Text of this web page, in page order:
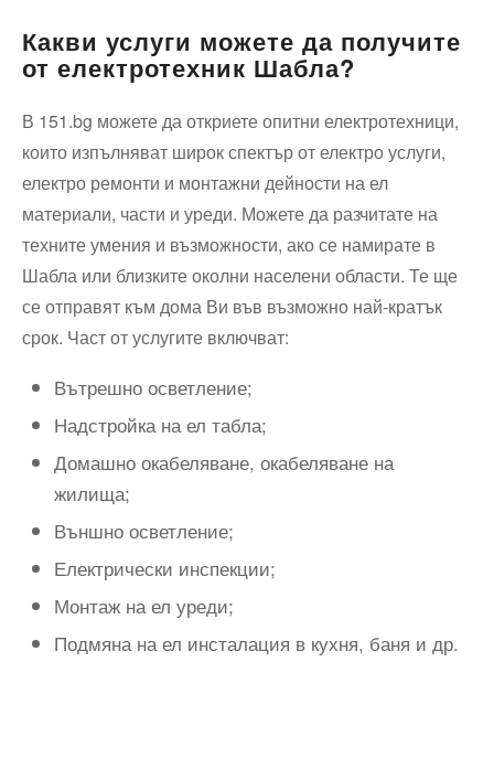
Какви услуги можете да получите
от електротехник Шабла?
В 151.bg можете да откриете опитни електротехници,
които изпълняват широк спектър от електро услуги,
електро ремонти и монтажни дейности на ел
материали, части и уреди. Можете да разчитате на
техните умения и възможности, ако се намирате в
Шабла или близките околни населени области. Те ще
се отправят към дома Ви във възможно най-кратък
срок. Част от услугите включват:
Вътрешно осветление;
Надстройка на ел табла;
Домашно окабеляване, окабеляване на
жилища;
Външно осветление;
Електрически инспекции;
Монтаж на ел уреди;
Подмяна на ел инсталация в кухня, баня и др.